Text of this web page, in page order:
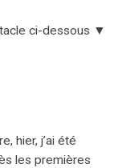
ci-dessous ▼
hier, j’ai été
les premières